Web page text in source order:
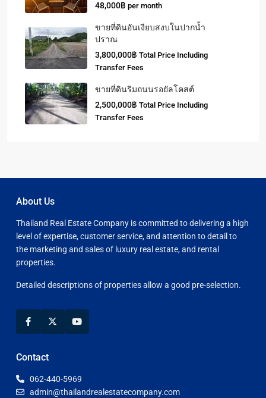
48,000฿ per month
ขายที่ดินอันเงียบสงบในปากน้ำ
ปราณ
3,800,000฿ Total Price Including
Transfer Fees
ขายที่ดินริมถนนรอยัลโคสต์
2,500,000฿ Total Price Including
Transfer Fees
About Us
Thailand Real Estate Company is committed to delivering a high
level of expertise, customer service, and attention to detail to
the marketing and sales of luxury real estate, and rental
properties.
Detailed descriptions of properties allow a good pre-selection.
Contact
062-440-5969
admin@thailandrealestatecompany.com